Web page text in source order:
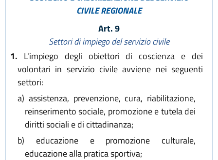
CIVILE REGIONALE
Art. 9
Settori di impiego del servizio civile
1. L'impiego degli obiettori di coscienza e dei
volontari in servizio civile avviene nei seguenti
settori:
a) assistenza, prevenzione, cura, riabilitazione,
reinserimento sociale, promozione e tutela dei
diritti sociali e di cittadinanza;
b) educazione e promozione culturale,
educazione alla pratica sportiva;